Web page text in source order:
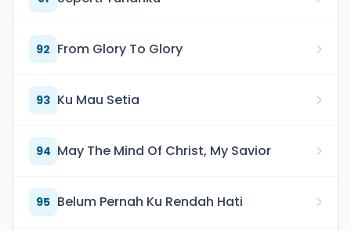
92 From Glory To Glory
93 Ku Mau Setia
94 May The Mind Of Christ, My Savior
95 Belum Pernah Ku Rendah Hati